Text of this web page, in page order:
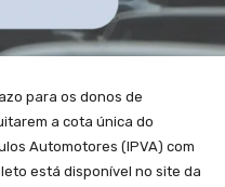
para os donos de
a cota única do
Automotores (IPVA) com
está disponível no site da